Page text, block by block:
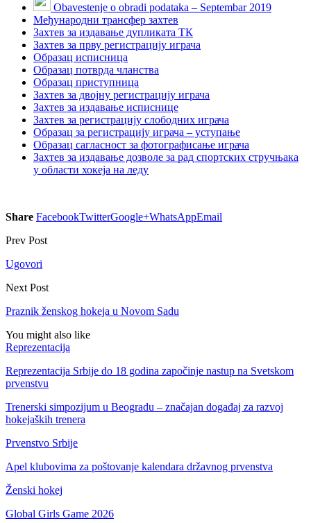
Obavestenje o obradi podataka – Septembar 2019
Међународни трансфер захтев
Захтев за издавање дупликата ТК
Захтев за прву регистрацију играча
Образац исписница
Образац потврда чланства
Образац приступница
Захтев за двојну регистрацију играча
Захтев за издавање исписнице
Захтев за регистрацију слободних играча
Образац за регистрацију играча – уступање
Образац сагласност за фотографисање играча
Захтев за издавање дозволе за рад спортских стручњака
у области хокеја на леду
Share FacebookTwitterGoogle+WhatsAppEmail
Prev Post
Ugovori
Next Post
Praznik ženskog hokeja u Novom Sadu
You might also like
Reprezentacija
Reprezentacija Srbije do 18 godina započinje nastup na Svetskom
prvenstvu
Trenerski simpozijum u Beogradu – značajan događaj za razvoj
hokejaških trenera
Prvenstvo Srbije
Apel klubovima za poštovanje kalendara državnog prvenstva
Ženski hokej
Global Girls Game 2026